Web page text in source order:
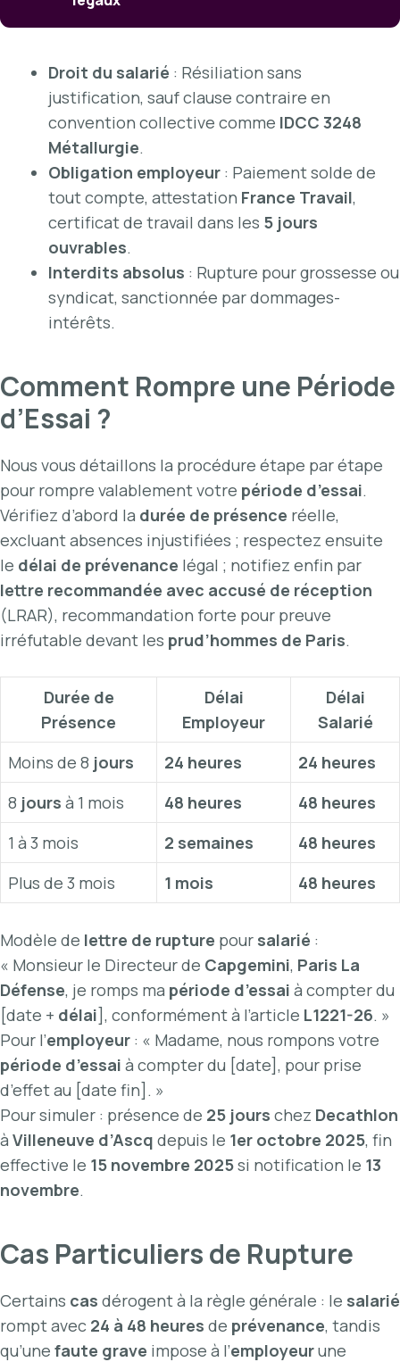
Droit du salarié : Résiliation sans
justification, sauf clause contraire en
convention collective comme IDCC 3248
Métallurgie.
Obligation employeur : Paiement solde de
tout compte, attestation France Travail,
certificat de travail dans les 5 jours
ouvrables.
Interdits absolus : Rupture pour grossesse ou
syndicat, sanctionnée par dommages-
intérêts.
Comment Rompre une Période
d’Essai ?
Nous vous détaillons la procédure étape par étape
pour rompre valablement votre période d’essai.
Vérifiez d’abord la durée de présence réelle,
excluant absences injustifiées ; respectez ensuite
le délai de prévenance légal ; notifiez enfin par
lettre recommandée avec accusé de réception
(LRAR), recommandation forte pour preuve
irréfutable devant les prud’hommes de Paris.
Durée de
Présence
Délai
Employeur
Délai
Salarié
Moins de 8 jours 24 heures
24 heures
8 jours à 1 mois 48 heures
48 heures
1 à 3 mois
2 semaines
48 heures
Plus de 3 mois
1 mois 48 heures
Modèle de lettre de rupture pour salarié :
« Monsieur le Directeur de Capgemini, Paris La
Défense, je romps ma période d’essai à compter du
[date + délai], conformément à l’article L1221-26. »
Pour l’employeur : « Madame, nous rompons votre
période d’essai à compter du [date], pour prise
d’effet au [date fin]. »
Pour simuler : présence de 25 jours chez Decathlon
à Villeneuve d’Ascq depuis le 1er octobre 2025, fin
effective le 15 novembre 2025si notification le 13
novembre.
Cas Particuliers de Rupture
Certains cas dérogent à la règle générale : le salarié
rompt avec 24 à 48 heures de prévenance, tandis
qu’une faute grave impose à l’employeurune